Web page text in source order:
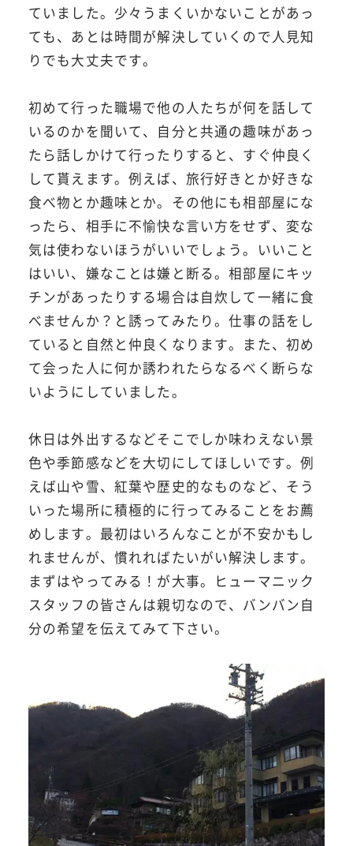
ていました。少々うまくいかないことがあっ
ても、あとは時間が解決していくので人見知
りでも大丈夫です。
初めて行った職場で他の人たちが何を話して
いるのかを聞いて、自分と共通の趣味があっ
たら話しかけて行ったりすると、すぐ仲良く
して貰えます。例えば、旅行好きとか好きな
食べ物とか趣味とか。その他にも相部屋にな
ったら、相手に不愉快な言い方をせず、変な
気は使わないほうがいいでしょう。いいこと
はいい、嫌なことは嫌と断る。相部屋にキッ
チンがあったりする場合は自炊して一緒に食
べませんか？と誘ってみたり。仕事の話をし
ていると自然と仲良くなります。また、初め
て会った人に何か誘われたらなるべく断らな
いようにしていました。
休日は外出するなどそこでしか味わえない景
色や季節感などを大切にしてほしいです。例
えば山や雪、紅葉や歴史的なものなど、そう
いった場所に積極的に行ってみることをお薦
めします。最初はいろんなことが不安かもし
れませんが、慣れればたいがい解決します。
まずはやってみる！が大事。ヒューマニック
スタッフの皆さんは親切なので、バンバン自
分の希望を伝えてみて下さい。